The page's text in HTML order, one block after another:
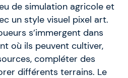
de simulation agricole et
un style visuel pixel art.
s’immergent dans
où ils peuvent cultiver,
compléter des
différents terrains. Le